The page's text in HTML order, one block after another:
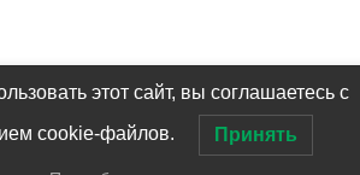
этот сайт, вы соглашаетесь с
cookie-файлов. Принять